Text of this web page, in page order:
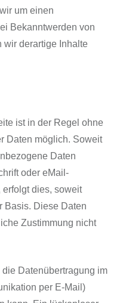
um einen
Bekanntwerden von
wir derartige Inhalte
ist in der Regel ohne
Daten möglich. Soweit
Daten
oder eMail-
dies, soweit
Basis. Diese Daten
Zustimmung nicht
Datenübertragung im
per E-Mail)